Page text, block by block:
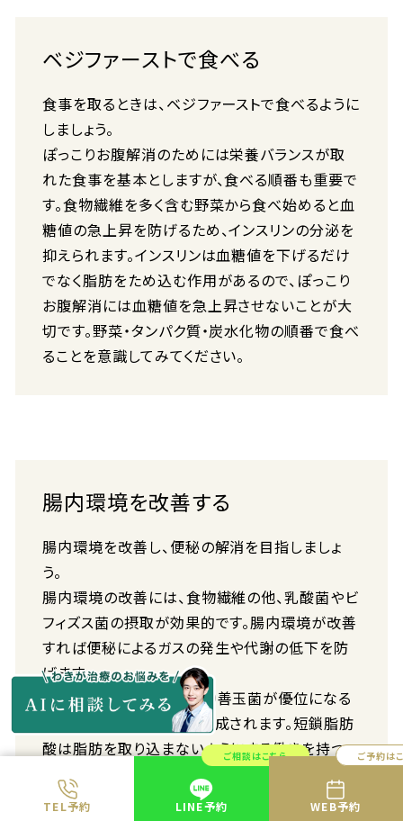
TEL予約
ご相談はこちら
LINE予約
ご予約は
WEB予約
ベジファーストで食べる
食事を取るときは、ベジファーストで食べるように
しましょう。
ぽっこりお腹解消のためには栄養バランスが取
れた食事を基本としますが、食べる順番も重要で
す。食物繊維を多く含む野菜から食べ始めると血
糖値の急上昇を防げるため、インスリンの分泌を
抑えられます。インスリンは血糖値を下げるだけ
でなく脂肪をため込む作用があるので、ぽっこり
お腹解消には血糖値を急上昇させないことが大
切です。野菜・タンパク質・炭水化物の順番で食べ
ることを意識してみてください。
腸内環境を改善する
腸内環境を改善し、便秘の解消を目指しましょ
う。
腸内環境の改善には、食物繊維の他、乳酸菌やビ
フィズス菌の摂取が効果的です。腸内環境が改善
すれば便秘によるガスの発生や代謝の低下を防
げます。
また腸内環境の改善により善玉菌が優位になる
と、腸内で短鎖脂肪酸が生成されます。短鎖脂肪
酸は脂肪を取り込まないようにする働きを持つ
物質です。脂肪の吸収を抑えられるため、脂肪の
蓄積によるぽっこりお腹も解消できます。